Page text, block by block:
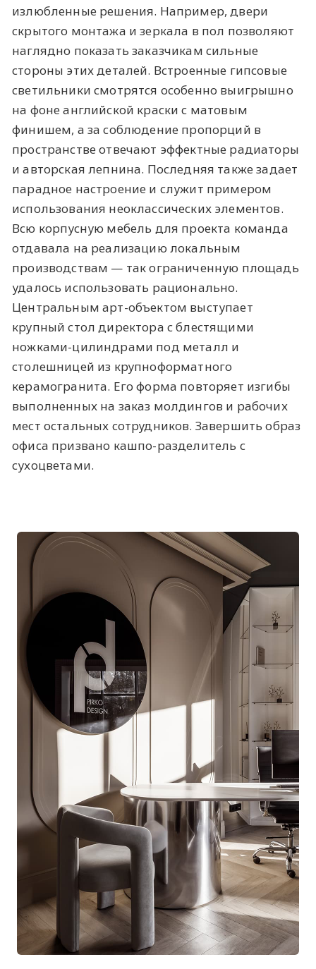
излюбленные решения. Например, двери
скрытого монтажа и зеркала в пол позволяют
наглядно показать заказчикам сильные
стороны этих деталей. Встроенные гипсовые
светильники смотрятся особенно выигрышно
на фоне английской краски с матовым
финишем, а за соблюдение пропорций в
пространстве отвечают эффектные радиаторы
и авторская лепнина. Последняя также задает
парадное настроение и служит примером
использования неоклассических элементов.
Всю корпусную мебель для проекта команда
отдавала на реализацию локальным
производствам — так ограниченную площадь
удалось использовать рационально.
Центральным арт-объектом выступает
крупный стол директора с блестящими
ножками-цилиндрами под металл и
столешницей из крупноформатного
керамогранита. Его форма повторяет изгибы
выполненных на заказ молдингов и рабочих
мест остальных сотрудников. Завершить образ
офиса призвано кашпо-разделитель с
сухоцветами.